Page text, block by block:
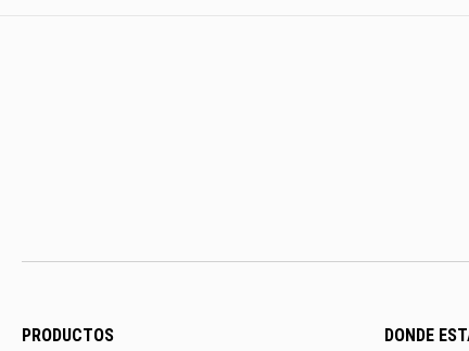
PRODUCTOS DONDE